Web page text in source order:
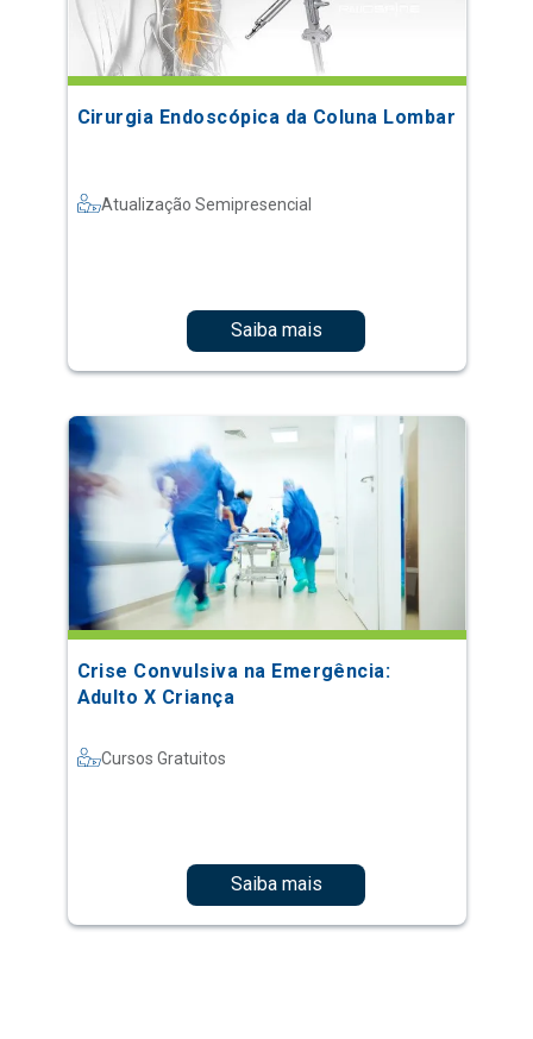
Cirurgia Endoscópica da Coluna Lombar
Atualização Semipresencial
Saiba mais
Crise Convulsiva na Emergência:
Adulto X Criança
Cursos Gratuitos
Saiba mais